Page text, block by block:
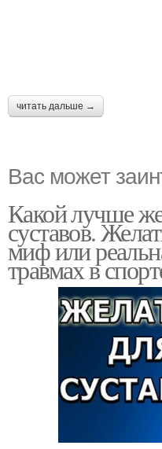
читать дальше →
Вас может
Какой лучше
суставов.
миф или
травмах в